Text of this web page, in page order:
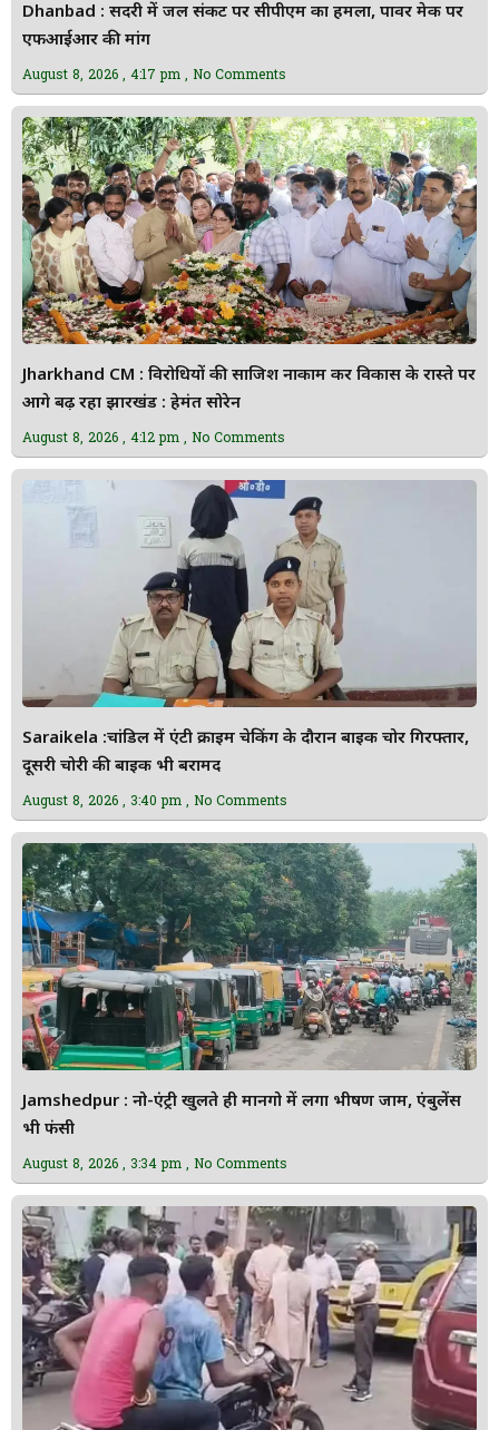
Dhanbad : सिंदरी में जल संकट पर सीपीएम का हमला, पावर मेक पर
एफआईआर की मांग
August 8, 2026 4:17 pm No Comments
Jharkhand CM : विरोधियों की साजिश नाकाम कर विकास के रास्ते पर
आगे बढ़ रहा झारखंड : हेमंत सोरेन
August 8, 2026 4:12 pm No Comments
Saraikela :चांडिल में एंटी क्राइम चेकिंग के दौरान बाइक चोर गिरफ्तार,
दूसरी चोरी की बाइक भी बरामद
August 8, 2026 3:40 pm No Comments
Jamshedpur : नो-एंट्री खुलते ही मानगो में लगा भीषण जाम, एंबुलेंस
भी फंसी
August 8, 2026 3:34 pm No Comments